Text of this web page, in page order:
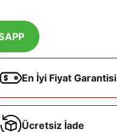
En İyi Fiyat Garantisi
Ücretsiz İade